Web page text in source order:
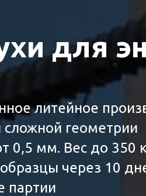
для
литейное
сложной геометрии
0,5 мм. Вес до 350
через 10
партии